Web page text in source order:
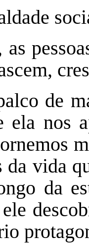
as
de
ela nos
da vida
da